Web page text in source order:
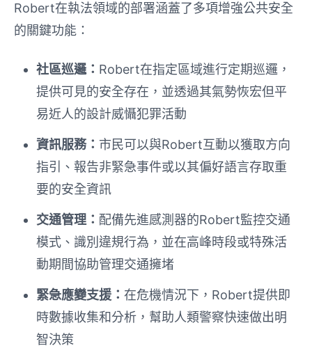
Robert在執法領域的部署涵蓋了多項增強公共安全
的關鍵功能：
社區巡邏： Robert在指定區域進行定期巡邏，
提供可見的安全存在，並透過其氣勢恢宏但平
易近人的設計威懾犯罪活動
資訊服務： 市民可以與Robert互動以獲取方向
指引、報告非緊急事件或以其偏好語言存取重
要的安全資訊
交通管理： 配備先進感測器的Robert監控交通
模式、識別違規行為，並在高峰時段或特殊活
動期間協助管理交通擁堵
緊急應變支援： 在危機情況下，Robert提供即
時數據收集和分析，幫助人類警察快速做出明
智決策